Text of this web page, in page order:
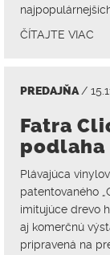
ČÍTAJTE VIAC
PREDAJŇA/
Fatra
podlaha
Plávajúca
patentovaného
imitujúce drevo
aj komerčnú
pripravená na